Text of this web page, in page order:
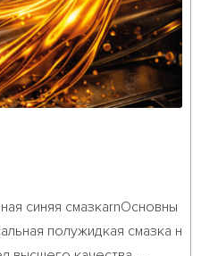
синяя смазкаrnОсновны
полужидкая смазка н